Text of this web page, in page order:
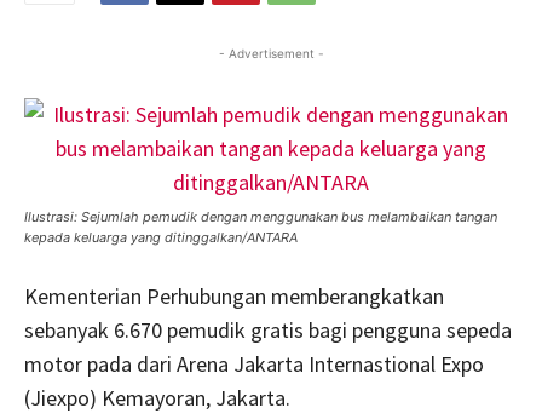
- Advertisement -
Ilustrasi: Sejumlah pemudik dengan menggunakan bus melambaikan tangan
kepada keluarga yang ditinggalkan/ANTARA
Kementerian Perhubungan memberangkatkan
sebanyak 6.670 pemudik gratis bagi pengguna sepeda
motor pada dari Arena Jakarta Internastional Expo
(Jiexpo) Kemayoran, Jakarta.